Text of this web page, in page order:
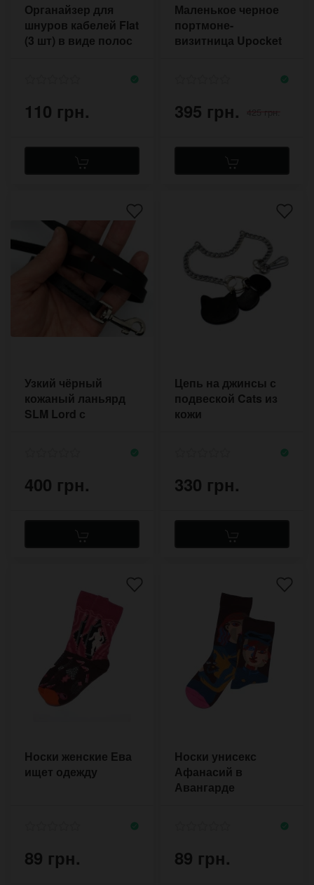
Органайзер для
шнуров кабелей Flat
(3 шт) в виде полос
110 грн.
Маленькое черное
портмоне-
визитница Upocket
395 грн. 425 грн.
Узкий чёрный
кожаный ланьярд
SLM Lord с
400 грн.
Цепь на джинсы с
подвеской Cats из
кожи
330 грн.
Носки женские Ева
ищет одежду
89 грн.
Носки унисекс
Афанасий в
Авангарде
89 грн.